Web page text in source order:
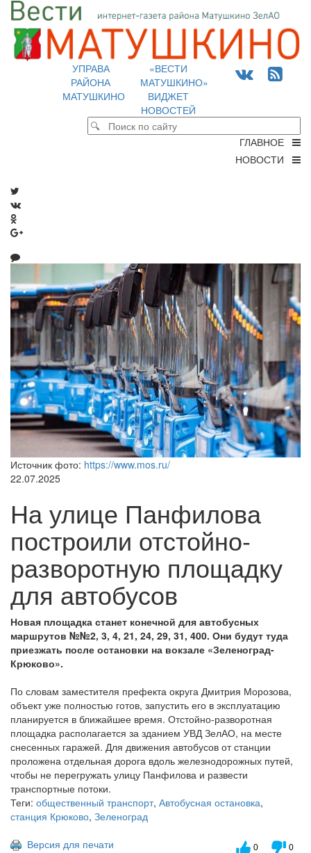
УПРАВА
РАЙОНА
МАТУШКИНО
«ВЕСТИ
МАТУШКИНО»
ВИДЖЕТ
НОВОСТЕЙ
ГЛАВНОЕ
НОВОСТИ
Источник фото: https://www.mos.ru/
22.07.2025
На улице Панфилова
построили отстойно-
разворотную площадку
для автобусов
Новая площадка станет конечной для автобусных
маршрутов №№2, 3, 4, 21, 24, 29, 31, 400. Они будут туда
приезжать после остановки на вокзале «Зеленоград-
Крюково».
По словам заместителя префекта округа Дмитрия Морозова,
объект уже полностью готов, запустить его в эксплуатацию
планируется в ближайшее время. Отстойно-разворотная
площадка располагается за зданием УВД ЗелАО, на месте
снесенных гаражей. Для движения автобусов от станции
проложена отдельная дорога вдоль железнодорожных путей,
чтобы не перегружать улицу Панфилова и развести
транспортные потоки.
Теги: общественный транспорт, Автобусная остановка,
станция Крюково, Зеленоград
Версия для печати
0 0